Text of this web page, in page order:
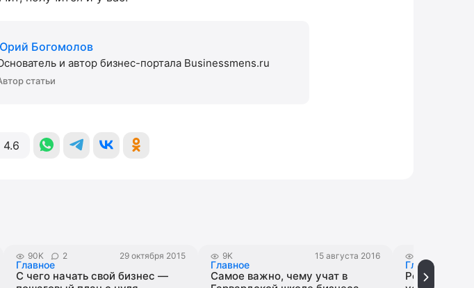
Богомолов
и автор бизнес-портала Businessmens.ru
статьи
4.6
90K 2 29 октября 2015
Главное
С чего начать свой бизнес —
9K 15 августа 2016
Главное
Самое важно, чему учат в
Главное
Рейтинг: